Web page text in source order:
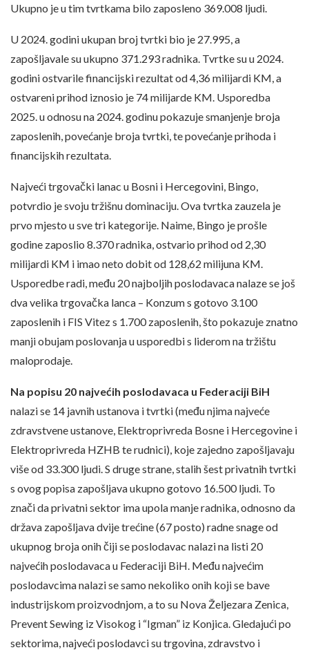
Ukupno je u tim tvrtkama bilo zaposleno 369.008 ljudi.
U 2024. godini ukupan broj tvrtki bio je 27.995, a
zapošljavale su ukupno 371.293 radnika. Tvrtke su u 2024.
godini ostvarile financijski rezultat od 4,36 milijardi KM, a
ostvareni prihod iznosio je 74 milijarde KM. Usporedba
2025. u odnosu na 2024. godinu pokazuje smanjenje broja
zaposlenih, povećanje broja tvrtki, te povećanje prihoda i
financijskih rezultata.
Najveći trgovački lanac u Bosni i Hercegovini, Bingo,
potvrdio je svoju tržišnu dominaciju. Ova tvrtka zauzela je
prvo mjesto u sve tri kategorije. Naime, Bingo je prošle
godine zaposlio 8.370 radnika, ostvario prihod od 2,30
milijardi KM i imao neto dobit od 128,62 milijuna KM.
Usporedbe radi, među 20 najboljih poslodavaca nalaze se još
dva velika trgovačka lanca – Konzum s gotovo 3.100
zaposlenih i FIS Vitez s 1.700 zaposlenih, što pokazuje znatno
manji obujam poslovanja u usporedbi s liderom na tržištu
maloprodaje.
Na popisu 20 najvećih poslodavaca u Federaciji BiH
nalazi se 14 javnih ustanova i tvrtki (među njima najveće
zdravstvene ustanove, Elektroprivreda Bosne i Hercegovine i
Elektroprivreda HZHB te rudnici), koje zajedno zapošljavaju
više od 33.300 ljudi. S druge strane, stalih šest privatnih tvrtki
s ovog popisa zapošljava ukupno gotovo 16.500 ljudi. To
znači da privatni sektor ima upola manje radnika, odnosno da
država zapošljava dvije trećine (67 posto) radne snage od
ukupnog broja onih čiji se poslodavac nalazi na listi 20
najvećih poslodavaca u Federaciji BiH. Među najvećim
poslodavcima nalazi se samo nekoliko onih koji se bave
industrijskom proizvodnjom, a to su Nova Željezara Zenica,
Prevent Sewing iz Visokog i “Igman” iz Konjica. Gledajući po
sektorima, najveći poslodavci su trgovina, zdravstvo i